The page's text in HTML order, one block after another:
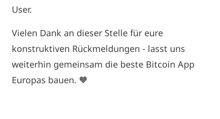
User.
Vielen Dank an dieser Stelle für eure
konstruktiven Rückmeldungen - lasst uns
weiterhin gemeinsam die beste Bitcoin App
Europas bauen. 🧡